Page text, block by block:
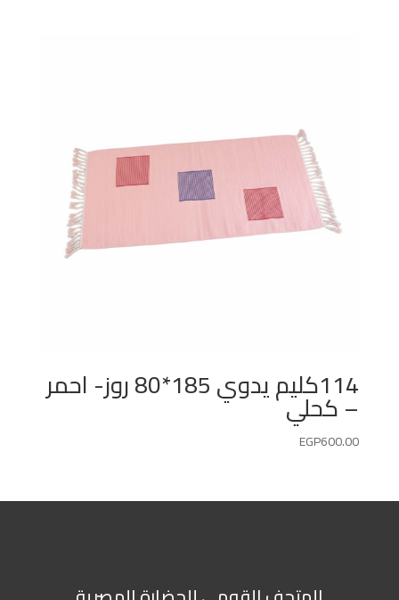
114كليم يدوي 185*80 روز- احمر
– كحلي
EGP600.00